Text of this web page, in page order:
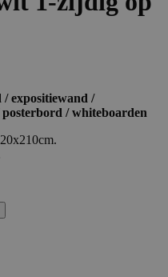
expositiewand /
posterbord / whiteboarden